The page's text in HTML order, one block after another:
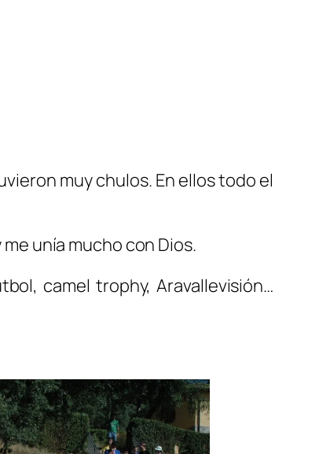
muy chulos. En ellos todo el
unía mucho con Dios.
camel trophy, Aravallevisión…